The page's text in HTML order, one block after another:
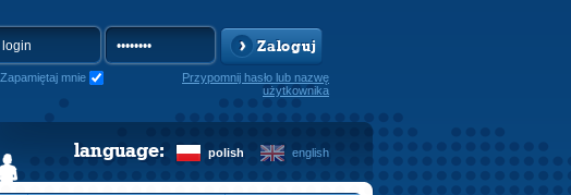
Zaloguj
Zapamiętaj mnie
Przypomnij hasło lub nazwę
użytkownika
polish english
language: